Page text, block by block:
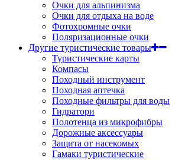
Очки для альпинизма
Очки для отдыха на воде
Фотохромные очки
Поляризационные очки
Другие туристические товары
Туристические карты
Компасы
Походный инструмент
Походная аптечка
Походные фильтры для воды
Гидратори
Полотенца из микрофибры
Дорожные аксессуары
Защита от насекомых
Гамаки туристические